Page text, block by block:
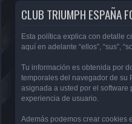
CLUB TRIUMPH ESPAÑA
Esta política explica con detalle
aquí en adelante “ellos”, “sus”,
Tu información es obtenida por
temporales del navegador de su
asignada a usted por el software
experiencia de usuario.
Además podemos crear cookies